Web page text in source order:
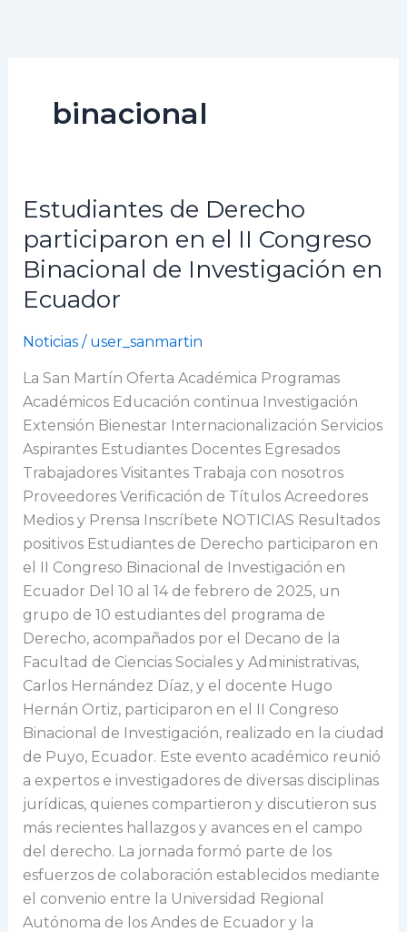
binacional
Estudiantes de Derecho
participaron en el II Congreso
Binacional de Investigación en
Ecuador
Noticias/ user_sanmartin
La San Martín Oferta Académica Programas
Académicos Educación continua Investigación
Extensión Bienestar Internacionalización Servicios
Aspirantes Estudiantes Docentes Egresados
Trabajadores Visitantes Trabaja con nosotros
Proveedores Verificación de Títulos Acreedores
Medios y Prensa Inscríbete NOTICIAS Resultados
positivos Estudiantes de Derecho participaron en
el II Congreso Binacional de Investigación en
Ecuador Del 10 al 14 de febrero de 2025, un
grupo de 10 estudiantes del programa de
Derecho, acompañados por el Decano de la
Facultad de Ciencias Sociales y Administrativas,
Carlos Hernández Díaz, y el docente Hugo
Hernán Ortiz, participaron en el II Congreso
Binacional de Investigación, realizado en la ciudad
de Puyo, Ecuador. Este evento académico reunió
a expertos e investigadores de diversas disciplinas
jurídicas, quienes compartieron y discutieron sus
más recientes hallazgos y avances en el campo
del derecho. La jornada formó parte de los
esfuerzos de colaboración establecidos mediante
el convenio entre la Universidad Regional
Autónoma de los Andes de Ecuador y la
Estudiantes
Derecho
participaron
en
II
Congreso
Binacional
de
Investigación
en
Ecuador